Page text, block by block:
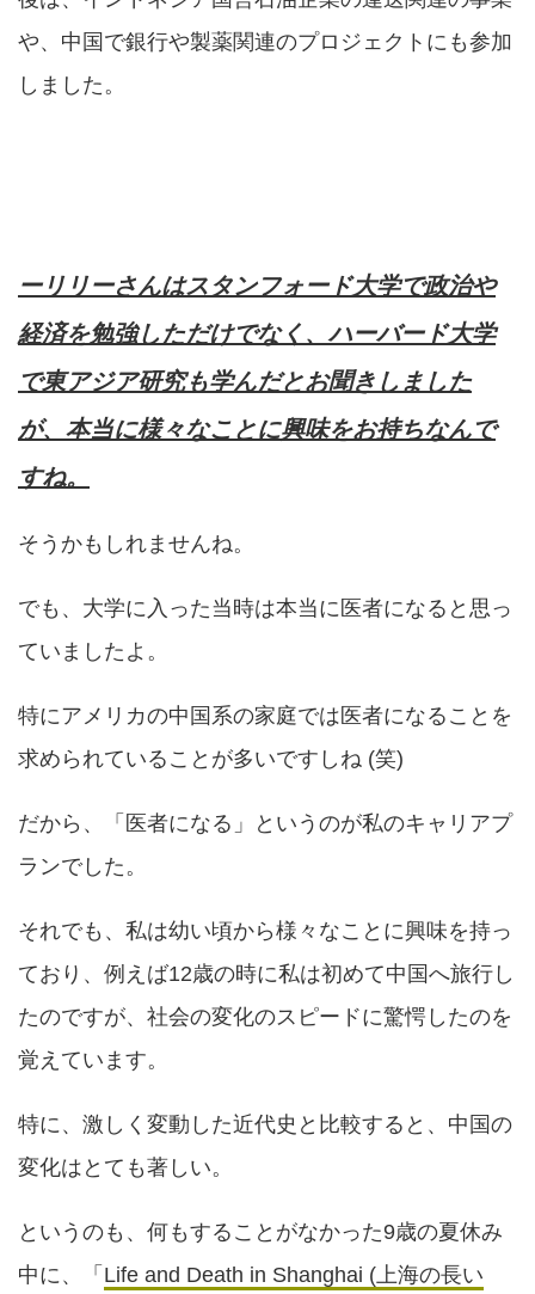
や、中国で銀行や製薬関連のプロジェクトにも参加
しました。
ーリリーさんはスタンフォード大学で政治や
経済を勉強しただけでなく、ハーバード大学
で東アジア研究も学んだとお聞きしました
が、本当に様々なことに興味をお持ちなんで
すね。
そうかもしれませんね。
でも、大学に入った当時は本当に医者になると思っ
ていましたよ。
特にアメリカの中国系の家庭では医者になることを
求められていることが多いですしね (笑)
だから、「医者になる」というのが私のキャリアプ
ランでした。
それでも、私は幼い頃から様々なことに興味を持っ
ており、例えば12歳の時に私は初めて中国へ旅行し
たのですが、社会の変化のスピードに驚愕したのを
覚えています。
特に、激しく変動した近代史と比較すると、中国の
変化はとても著しい。
というのも、何もすることがなかった9歳の夏休み
中に、「 Life and Death in Shanghai (上海の長い